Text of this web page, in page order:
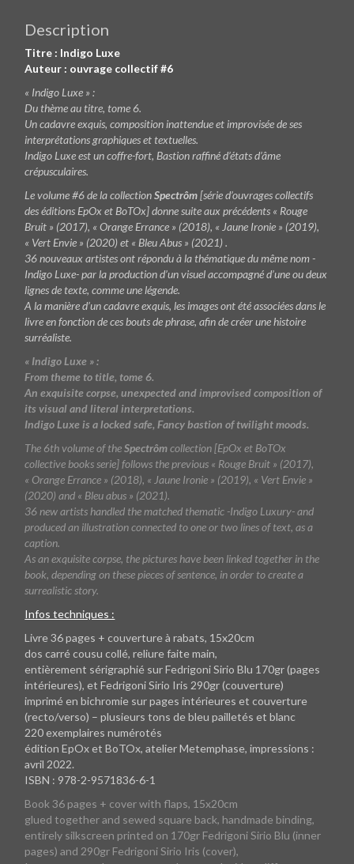
Description
Titre : Indigo Luxe
Auteur : ouvrage collectif #6
« Indigo Luxe » :
Du thème au titre, tome 6.
Un cadavre exquis, composition inattendue et improviséede ses
interprétations graphiques et textuelles.
Indigo Luxe est un coffre-fort, Bastion raffiné d’états d’âme
crépusculaires.
Le volume #6 de la collectionSpectrôm[série d’ouvrages collectifs
des éditions EpOx et BoTOx] donne suite aux précédents « Rouge
Bruit » (2017), « Orange Errance » (2018), « Jaune Ironie » (2019),
« Vert Envie » (2020) et « Bleu Abus » (2021) .
36 nouveaux artistes ont répondu à la thématique du même nom -
Indigo Luxe- par la production d’un visuel accompagné d’une ou deux
lignes de texte, comme une légende.
A la manière d’un cadavre exquis, les images ont été associées dans le
livre en fonction de ces bouts de phrase, afin de créer une histoire
surréaliste.
« Indigo Luxe » :
From theme to title, tome 6.
An exquisite corpse, unexpected and improvised compositionof
its visual and literal interpretations.
Indigo Luxe is a locked safe, Fancy bastion of twilight moods.
The 6th volume of theSpectrômcollection [EpOx et BoTOx
collective books serie] follows the previous « Rouge Bruit » (2017),
« Orange Errance » (2018), « Jaune Ironie » (2019), « Vert Envie »
(2020) and « Bleu abus » (2021).
36 new artists handled the matched thematic -Indigo Luxury- and
produced an illustration connected to one or two lines of text, as a
caption.
As an exquisite corpse, the pictures have been linked together in the
book, depending on these pieces of sentence, in order to create a
surrealistic story.
Infos techniques :
Livre 36 pages + couverture à rabats, 15x20cm
dos carré cousu collé, reliure faite main,
entièrement sérigraphié sur Fedrigoni Sirio Blu 170gr (pages
intérieures), et Fedrigoni Sirio Iris 290gr (couverture)
imprimé en bichromie sur pages intérieures et couverture
(recto/verso) – plusieurs tons de bleu pailletés et blanc
220 exemplaires numérotés
édition EpOx et BoTOx, atelier Metemphase, impressions :
avril 2022.
ISBN : 978-2-9571836-6-1
Book 36 pages + cover with flaps, 15x20cm
glued together and sewed square back, handmade binding,
entirely silkscreen printed on 170gr Fedrigoni Sirio Blu (inner
pages) and 290gr Fedrigoni Sirio Iris (cover),